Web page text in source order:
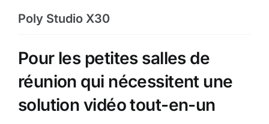
Poly Studio X30
Pour les petites salles de
réunion qui nécessitent une
solution vidéo tout-en-un